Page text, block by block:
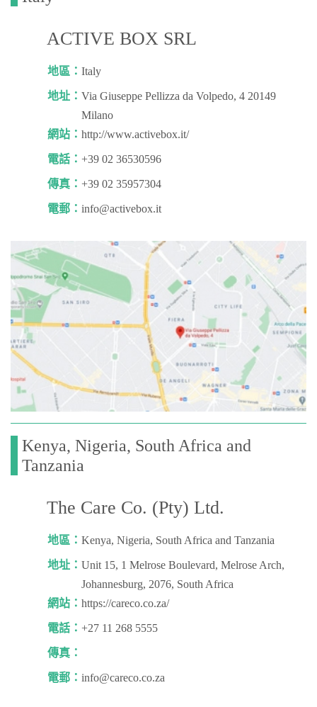
ACTIVE BOX SRL
地區：Italy
地址：Via Giuseppe Pellizza da Volpedo, 4 20149
Milano
網站：http://www.activebox.it/
電話：+39 02 36530596
傳真：+39 02 35957304
電郵：info@activebox.it
Kenya, Nigeria, South Africa and
Tanzania
The Care Co. (Pty) Ltd.
地區：Kenya, Nigeria, South Africa and Tanzania
地址：Unit 15, 1 Melrose Boulevard, Melrose Arch,
Johannesburg, 2076, South Africa
網站：https://careco.co.za/
電話：+27 11 268 5555
傳真：
電郵：info@careco.co.za